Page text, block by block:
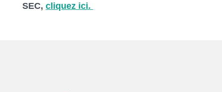
SEC, cliquez ici.